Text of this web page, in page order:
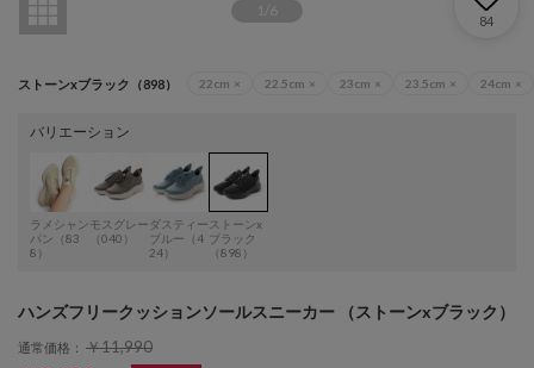
1 6
84
ストーンxブラック（898） 22cm × 22.5cm × 23cm × 23.5cm × 24cm ×
バリエーション
ラメシャン
パン（83
8）
モスグレー
（040）
ダスティー
ブルー（4
24）
ストーンx
ブラック
（898）
ハンズフリークッションソールスニーカー （ストーンxブラック）
通常価格： ￥11,990